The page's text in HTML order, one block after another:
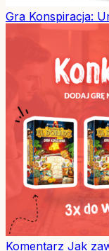
Gra Konspiracja:
Komentarz Jak